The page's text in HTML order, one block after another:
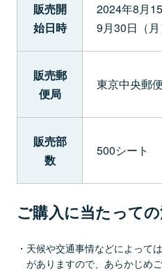
販売開
始日時
2024年8月
9月30日（
販売郵
便局
東京中央郵
販売部
数
500シート
ご購入に当たって
天候や交通事情などによって
がありますので、あらかじめ